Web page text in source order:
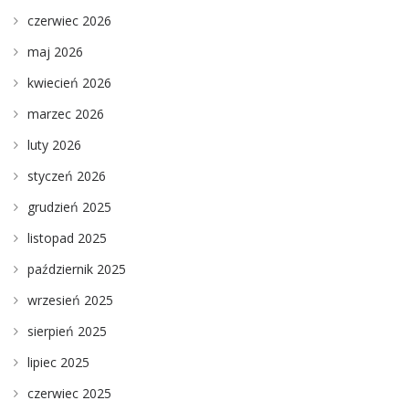
czerwiec 2026
maj 2026
kwiecień 2026
marzec 2026
luty 2026
styczeń 2026
grudzień 2025
listopad 2025
październik 2025
wrzesień 2025
sierpień 2025
lipiec 2025
czerwiec 2025